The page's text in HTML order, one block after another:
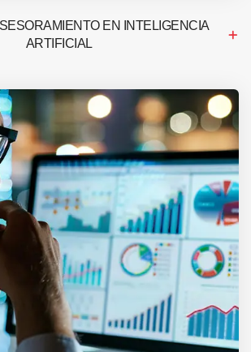
EN INTELIGENCIA
ARTIFICIAL